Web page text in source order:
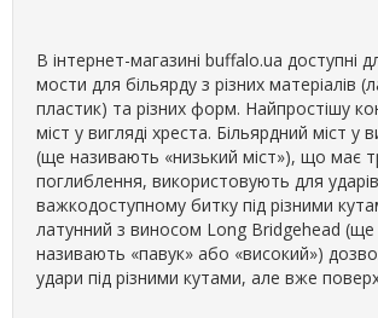
В інтернет-магазині buffalo.ua доступні
мости для більярду з різних матеріалів
пластик) та різних форм. Найпростішу
міст у вигляді хреста. Більярдний міст у
(ще називають «низький міст»), що має
поглиблення, використовують для
важкодоступному битку під різними
латунний з виносом Long Bridgehead (ще
називають «павук» або «високий»)
удари під різними кутами, але вже